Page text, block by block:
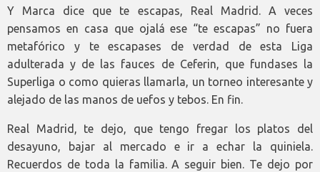
Y Marca dice que te escapas, Real Madrid. A veces
pensamos en casa que ojalá ese “te escapas” no fuera
metafórico y te escapases de verdad de esta Liga
adulterada y de las fauces de Ceferin, que fundases la
Superliga o como quieras llamarla, un torneo interesante y
alejado de las manos de uefos y tebos. En fin.
Real Madrid, te dejo, que tengo fregar los platos del
desayuno, bajar al mercado e ir a echar la quiniela.
Recuerdos de toda la familia. A seguir bien. Te dejo por